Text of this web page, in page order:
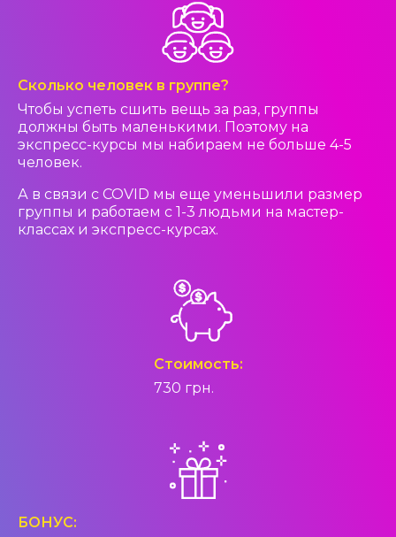
Сколько человек в группе?
Чтобы успеть сшить вещь за раз, группы
должны быть маленькими. Поэтому на
экспресс-курсы мы набираем не больше 4-5
человек.
А в связи с COVID мы еще уменьшили размер
группы и работаем с 1-3 людьми на мастер-
классах и экспресс-курсах.
Стоимость:
730 грн.
БОНУС: